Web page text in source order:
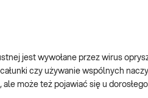
jest wywołane przez wirus
czy używanie wspólnych
może też pojawiać się u